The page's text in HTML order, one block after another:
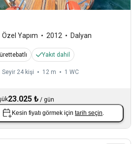
Özel Yapım 2012 Dalyan
Yakıt dahil
Seyir 24 kişi 12 m 1 WC
23.025 ₺ /gün
Kesin fiyatı görmek içintarih seçin.